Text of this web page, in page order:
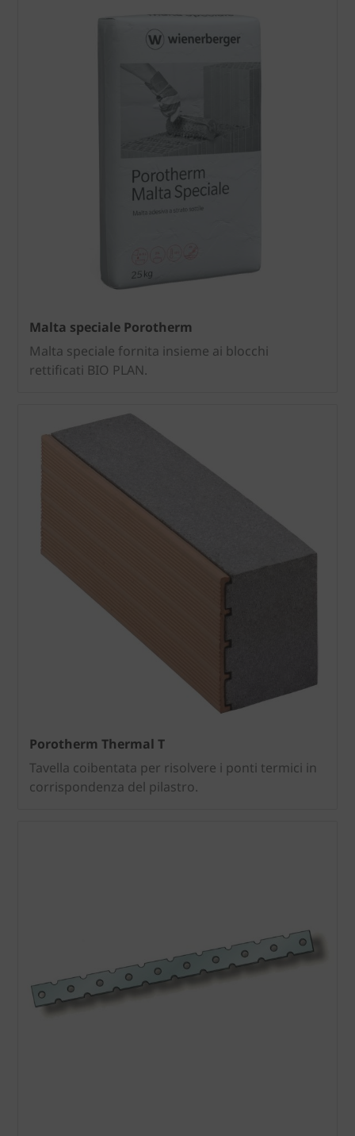
Malta speciale Porotherm
Malta speciale fornita insieme ai blocchi
rettificati BIO PLAN.
Porotherm Thermal T
Tavella coibentata per risolvere i ponti termici in
corrispondenza del pilastro.